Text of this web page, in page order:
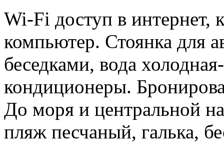
Wi-Fi доступ в интернет,
компьютер. Стоянка для
беседками, вода
кондиционеры.
До моря и центральной
пляж песчаный, галька,